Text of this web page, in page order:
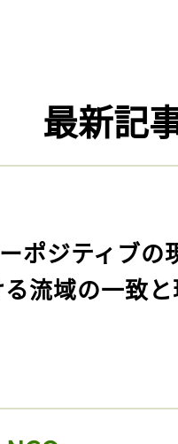
最新記
ポジティブの
流域の一致